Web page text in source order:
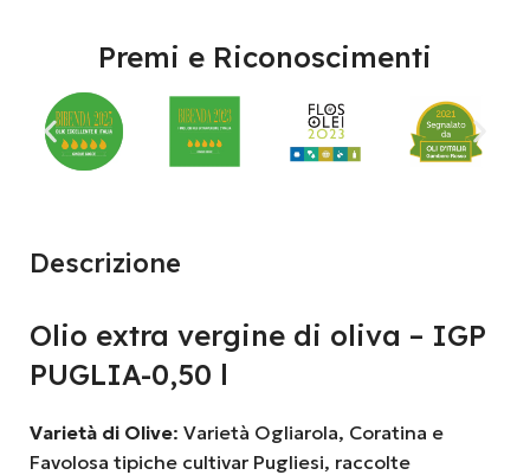
Premi e Riconoscimenti
Descrizione
Olio extra vergine di oliva – IGP
PUGLIA-0,50 l
Varietà di Olive: Varietà Ogliarola, Coratina e
Favolosa tipiche cultivar Pugliesi, raccolte